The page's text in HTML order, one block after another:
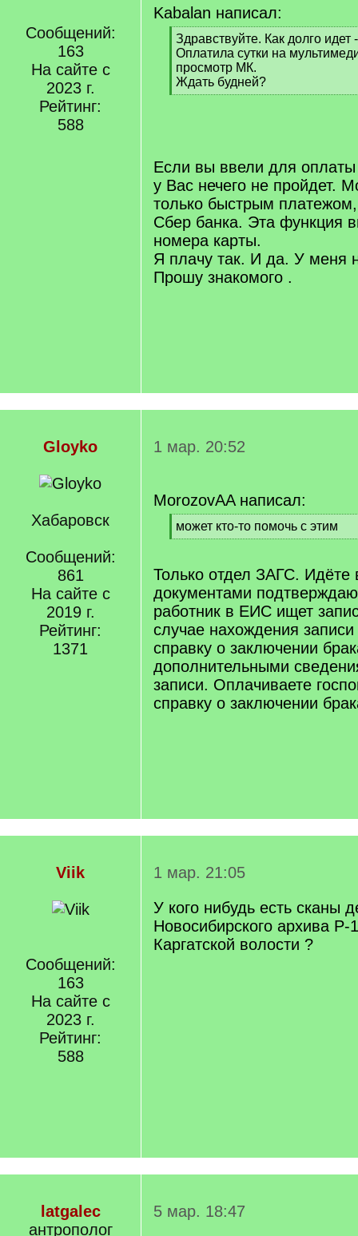
Сообщений:
163
На сайте с
2023 г.
Рейтинг:
588
Kabalan написал:
[
q
]
Здравствуйте. Как долго
Оплатила сутки на
просмотр МК.
Ждать будней?
[
Если вы ввели для
у Вас нечего не пройдет.
только быстрым платежом,
Сбер банка. Эта функция
номера карты.
Я плачу так. И да. У меня
Прошу знакомого .
Gloyko
Хабаровск
Сообщений:
861
На сайте с
2019 г.
Рейтинг:
1371
1 мар. 20:52
MorozovAA написал:
[
q
может кто-то помочь с этим
[
q
]
Только отдел ЗАГС.
документами
работник в ЕИС ищет
случае нахождения записи
справку о заключении
дополнительными
записи. Оплачиваете
справку о заключении
Viik
Сообщений:
163
На сайте с
2023 г.
Рейтинг:
588
1 мар. 21:05
У кого нибудь есть сканы
Новосибирского архива Р-
Каргатской волости ?
latgalec
антрополог
5 мар. 18:47